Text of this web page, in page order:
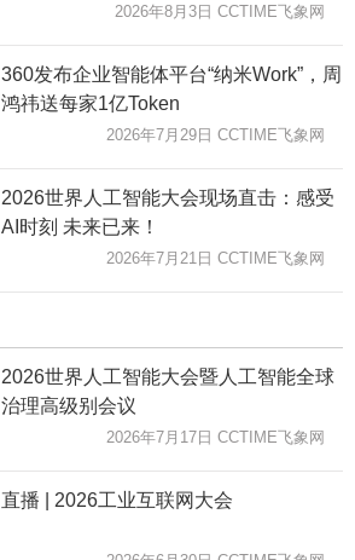
2026年8月3日 CCTIME飞象网
360发布企业智能体平台“纳米Work”，周
鸿祎送每家1亿Token
2026年7月29日 CCTIME飞象网
2026世界人工智能大会现场直击：感受
AI时刻 未来已来！
2026年7月21日 CCTIME飞象网
2026世界人工智能大会暨人工智能全球
治理高级别会议
2026年7月17日 CCTIME飞象网
直播 | 2026工业互联网大会